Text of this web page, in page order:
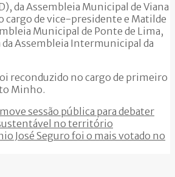
da Assembleia Municipal de Viana
cargo de vice-presidente e Matilde
Municipal de Ponte de Lima,
Assembleia Intermunicipal da
reconduzido no cargo de primeiro
Minho.
sessão pública para debater
no território
José Seguro foi o mais votado no